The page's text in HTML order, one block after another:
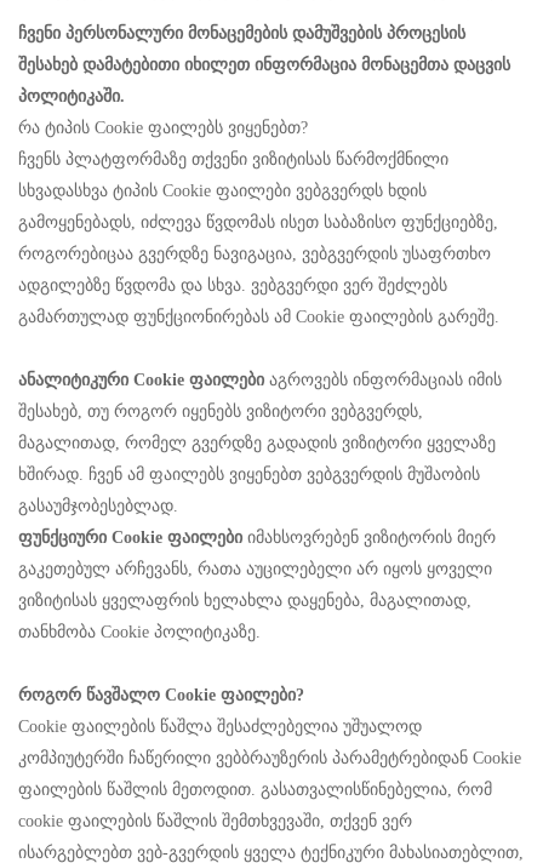
ჩვენი პერსონალური მონაცემების დამუშვების პროცესის
შესახებ დამატებითი იხილეთ ინფორმაცია მონაცემთა დაცვის
პოლიტიკაში.
რა ტიპის Cookie ფაილებს ვიყენებთ?
ჩვენს პლატფორმაზე თქვენი ვიზიტისას წარმოქმნილი
სხვადასხვა ტიპის Cookie ფაილები ვებგვერდს ხდის
გამოყენებადს, იძლევა წვდომას ისეთ საბაზისო ფუნქციებზე,
როგორებიცაა გვერდზე ნავიგაცია, ვებგვერდის უსაფრთხო
ადგილებზე წვდომა და სხვა. ვებგვერდი ვერ შეძლებს
გამართულად ფუნქციონირებას ამ Cookie ფაილების გარეშე.
ანალიტიკური Cookie ფაილები აგროვებს ინფორმაციას იმის
შესახებ, თუ როგორ იყენებს ვიზიტორი ვებგვერდს,
მაგალითად, რომელ გვერდზე გადადის ვიზიტორი ყველაზე
ხშირად. ჩვენ ამ ფაილებს ვიყენებთ ვებგვერდის მუშაობის
გასაუმჯობესებლად.
ფუნქციური Cookie ფაილები იმახსოვრებენ ვიზიტორის მიერ
გაკეთებულ არჩევანს, რათა აუცილებელი არ იყოს ყოველი
ვიზიტისას ყველაფრის ხელახლა დაყენება, მაგალითად,
თანხმობა Cookie პოლიტიკაზე.
როგორ წავშალო Cookie ფაილები?
Cookie ფაილების წაშლა შესაძლებელია უშუალოდ
კომპიუტერში ჩაწერილი ვებბრაუზერის პარამეტრებიდან Cookie
ფაილების წაშლის მეთოდით. გასათვალისწინებელია, რომ
cookie ფაილების წაშლის შემთხვევაში, თქვენ ვერ
ისარგებლებთ ვებ-გვერდის ყველა ტექნიკური მახასიათებლით,